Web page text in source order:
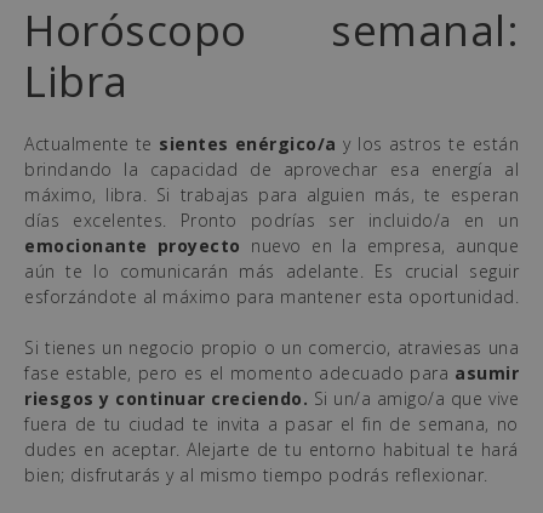
Horóscopo semanal:
Libra
Actualmente te sientes enérgico/a y los astros te están
brindando la capacidad de aprovechar esa energía al
máximo, libra. Si trabajas para alguien más, te esperan
días excelentes. Pronto podrías ser incluido/a en un
emocionante proyecto nuevo en la empresa, aunque
aún te lo comunicarán más adelante. Es crucial seguir
esforzándote al máximo para mantener esta oportunidad.
Si tienes un negocio propio o un comercio, atraviesas una
fase estable, pero es el momento adecuado para asumir
riesgos y continuar creciendo. Si un/a amigo/a que vive
fuera de tu ciudad te invita a pasar el fin de semana, no
dudes en aceptar. Alejarte de tu entorno habitual te hará
bien; disfrutarás y al mismo tiempo podrás reflexionar.